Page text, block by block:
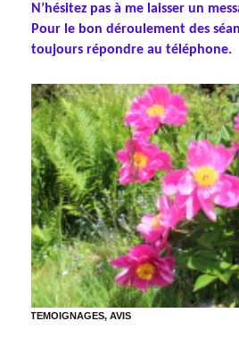
N’hésitez pas à me laisser un
Pour le bon déroulement des
toujours répondre au téléphone.
TEMOIGNAGES, AVIS